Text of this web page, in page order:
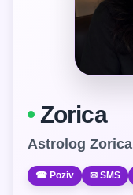
Zorica
Astrolog Zorica
☎ Poziv ✉ SMS